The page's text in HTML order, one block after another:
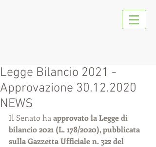
Legge Bilancio 2021 -
Approvazione 30.12.2020
NEWS
Il Senato ha approvato la Legge di
bilancio 2021 (L. 178/2020), pubblicata
sulla Gazzetta Ufficiale n. 322 del